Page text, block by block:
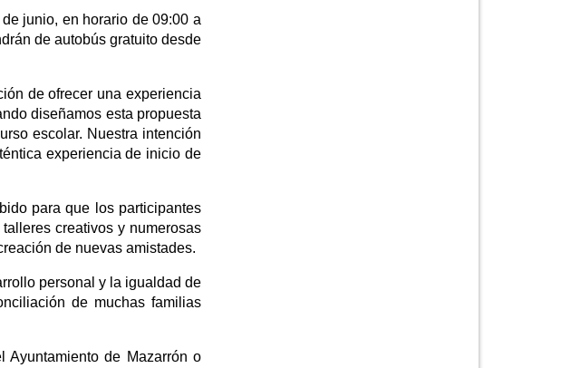
junio, en horario de 09:00 a
de autobús gratuito desde
de ofrecer una experiencia
diseñamos esta propuesta
escolar. Nuestra intención
experiencia de inicio de
para que los participantes
creativos y numerosas
de nuevas amistades.
personal y la igualdad de
de muchas familias
Ayuntamiento de Mazarrón o